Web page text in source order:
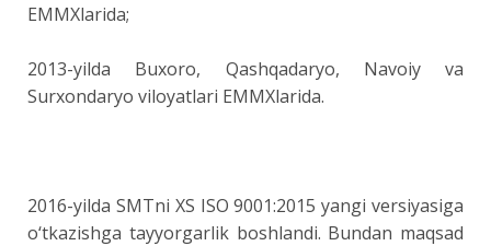
EMMXlarida;
2013-yilda Buxoro, Qashqadaryo, Navoiy va
Surxondaryo viloyatlari EMMXlarida.
2016-yilda SMTni XS ISO 9001:2015 yangi versiyasiga
o‘tkazishga tayyorgarlik boshlandi. Bundan maqsad